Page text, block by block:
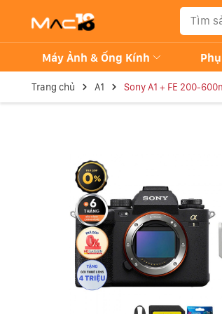
Máy Ảnh & Ống Kính
Trang chủ A1 Sony A1 + FE 200-